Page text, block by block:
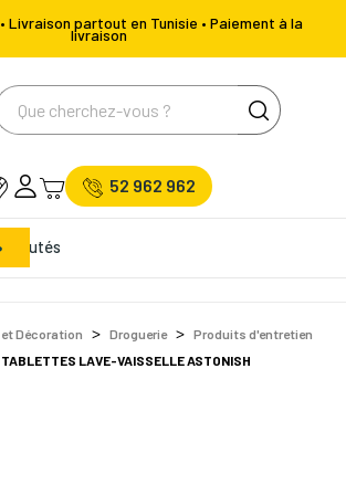
Livraison partout en Tunisie • Paiement à la
livraison
52 962 962
Décoration Droguerie
Produits d'entretien
TABLETTES LAVE-VAISSELLE ASTONISH